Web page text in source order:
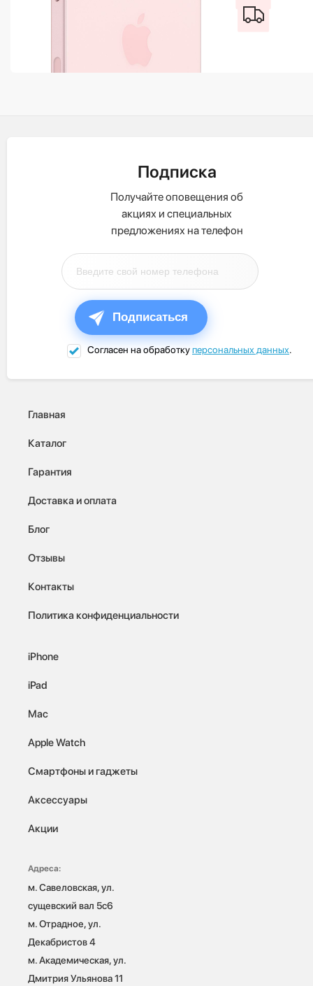
Подписка
Получайте оповещения об
акциях и специальных
предложениях на телефон
Подписаться
Согласен на обработкуперсональных данных.
Главная
Каталог
Гарантия
Доставка и оплата
Блог
Отзывы
Контакты
Политика конфиденциальности
iPhone
iPad
Mac
Apple Watch
Смартфоны и гаджеты
Аксессуары
Акции
Адреса:
м. Савеловская, ул.
сущевский вал 5с6
м. Отрадное, ул.
Декабристов 4
м. Академическая, ул.
Дмитрия Ульянова 11